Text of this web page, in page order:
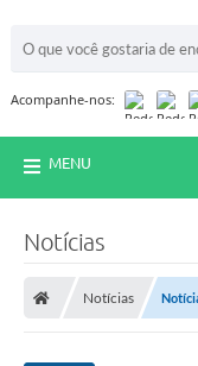
Acompanhe-nos:
MENU
Notícias
Notícias